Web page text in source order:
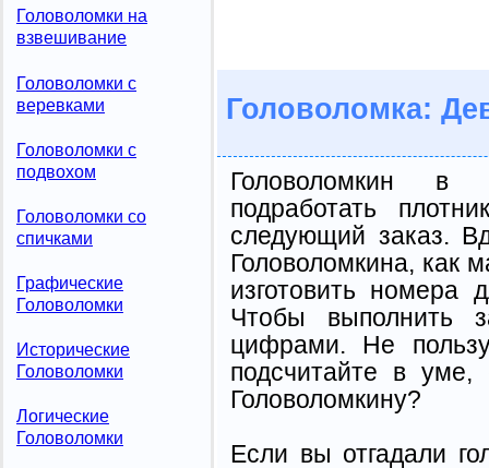
Головоломки на
взвешивание
Головоломки с
веревками
Головоломки с
подвохом
Головоломки со
спичками
Графические
Головоломки
Исторические
Головоломки
Логические
Головоломки
Головоломка:
Головоломкин в
подработать
следующий заказ.
Головоломкина, как
изготовить
Чтобы выполнить
цифрами. Не
подсчитайте в уме,
Головоломкину?
Если вы отгадали